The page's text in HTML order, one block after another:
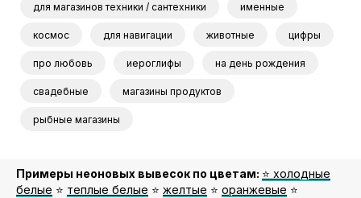
для магазинов техники / сантехники именные
космос для навигации животные цифры
про любовь иероглифы на день рождения
свадебные магазины продуктов
рыбные магазины
Примеры неоновых вывесок по цветам: ⭐️ холодные
белые ⭐️ теплые белые ⭐️ желтые ⭐️ оранжевые ⭐️